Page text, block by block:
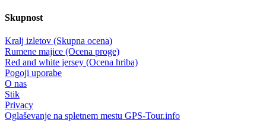
Skupnost
Kralj izletov (Skupna ocena)
Rumene majice (Ocena proge)
Red and white jersey (Ocena hriba)
Pogoji uporabe
O nas
Stik
Privacy
Oglaševanje na spletnem mestu GPS-Tour.info